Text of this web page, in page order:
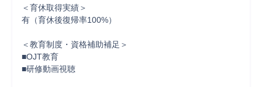
＜育休取得実績＞
有（育休後復帰率100%）
＜教育制度・資格補助補足＞
■OJT教育
■研修動画視聴